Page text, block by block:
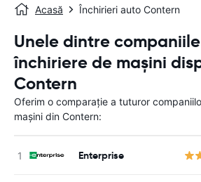
Acasă Închirieri auto Contern
Unele dintre
închiriere de mașini
Contern
Oferim o comparație a tuturor
mașini din Contern:
Enterprise